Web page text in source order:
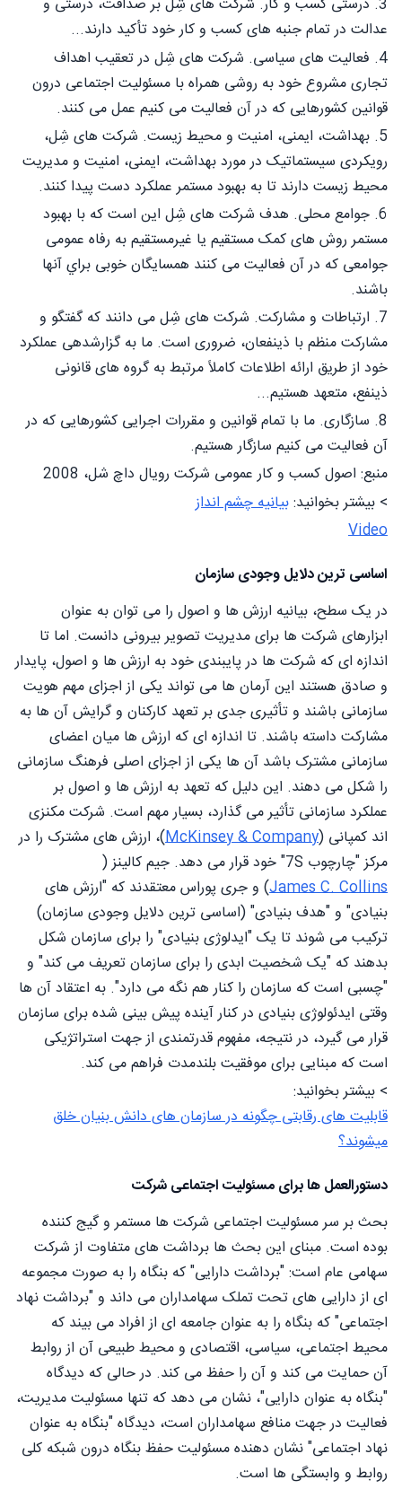
3. درستی کسب و کار. شرکت های شِل بر صداقت، درستی و
عدالت در تمام جنبه های کسب و کار خود تأکید دارند...
4. فعالیت های سیاسی. شرکت های شِل در تعقیب اهداف
تجاری مشروع خود به روشی همراه با مسئولیت اجتماعی درون
قوانین کشورهایی که در آن فعالیت می کنیم عمل می کنند.
5. بهداشت، ایمنی، امنیت و محیط زیست. شرکت های شِل،
رویکردی سیستماتیک در مورد بهداشت، ایمنی، امنیت و مدیریت
محیط زیست دارند تا به بهبود مستمر عملکرد دست پیدا کنند.
6. جوامع محلی. هدف شرکت های شِل این است که با بهبود
مستمر روش های کمک مستقیم یا غیرمستقیم به رفاه عمومی
جوامعی که در آن فعالیت می کنند همسایگان خوبی براي آنها
باشند.
7. ارتباطات و مشارکت. شرکت های شِل می دانند که گفتگو و
مشارکت منظم با ذینفعان، ضروری است. ما به گزارشدهی عملکرد
خود از طریق ارائه اطلاعات کاملاً مرتبط به گروه های قانونی
ذینفع، متعهد هستیم...
8. سازگاری. ما با تمام قوانین و مقررات اجرایی کشورهایی که در
آن فعالیت می کنیم سازگار هستیم.
منبع: اصول کسب و کار عمومی شرکت رویال داچ شل، 2008
> بیشتر بخوانید:بیانیه چشم انداز
Video
اساسی ترین دلایل وجودی سازمان
در یک سطح، بیانیه ارزش ها و اصول را می توان به عنوان
ابزارهای شرکت ها برای مدیریت تصویر بیرونی دانست. اما تا
اندازه ای که شرکت ها در پایبندی خود به ارزش ها و اصول، پایدار
و صادق هستند این آرمان ها می تواند یکی از اجزای مهم هویت
سازمانی باشند و تأثیری جدی بر تعهد کارکنان و گرایش آن ها به
مشارکت داسته باشند. تا اندازه ای که ارزش ها میان اعضای
سازمانی مشترک باشد آن ها یکی از اجزای اصلی فرهنگ سازمانی
را شکل می دهند. این دلیل که تعهد به ارزش ها و اصول بر
عملکرد سازمانی تأثیر می گذارد، بسیار مهم است. شرکت مکنزی
اند کمپانی (McKinsey & Company)، ارزش های مشترک را در
مرکز "چارچوب 7S" خود قرار می دهد. جیم کالینز (
James C. Collins) و جری پوراس معتقدند که "ارزش های
بنیادی" و "هدف بنیادی" (اساسی ترین دلایل وجودی سازمان)
ترکیب می شوند تا یک "ایدلوژی بنیادی" را برای سازمان شکل
بدهند که "یک شخصیت ابدی را برای سازمان تعریف می کند" و
"چسبی است که سازمان را کنار هم نگه می دارد". به اعتقاد آن ها
وقتی ایدئولوژی بنیادی در کنار آینده پیش بینی شده برای سازمان
قرار می گیرد، در نتیجه، مفهوم قدرتمندی از جهت استراتژیکی
است که مبنایی برای موفقیت بلندمدت فراهم می کند.
> بیشتر بخوانید:
قابلیت های رقابتی چگونه در سازمان های دانش بنیان خلق
میشوند؟
دستورالعمل ها برای مسئولیت اجتماعی شرکت
بحث بر سر مسئولیت اجتماعی شرکت ها مستمر و گیج کننده
بوده است. مبنای این بحث ها برداشت های متفاوت از شرکت
سهامی عام است: "برداشت دارایی" که بنگاه را به صورت مجموعه
ای از دارایی های تحت تملک سهامداران می داند و "برداشت نهاد
اجتماعی" که بنگاه را به عنوان جامعه ای از افراد می بیند که
محیط اجتماعی، سیاسی، اقتصادی و محیط طبیعی آن از روابط
آن حمایت می کند و آن را حفظ می کند. در حالی که دیدگاه
"بنگاه به عنوان دارایی"، نشان می دهد که تنها مسئولیت مدیریت،
فعالیت در جهت منافع سهامداران است، دیدگاه "بنگاه به عنوان
نهاد اجتماعی" نشان دهنده مسئولیت حفظ بنگاه درون شبکه کلی
روابط و وابستگی ها است.